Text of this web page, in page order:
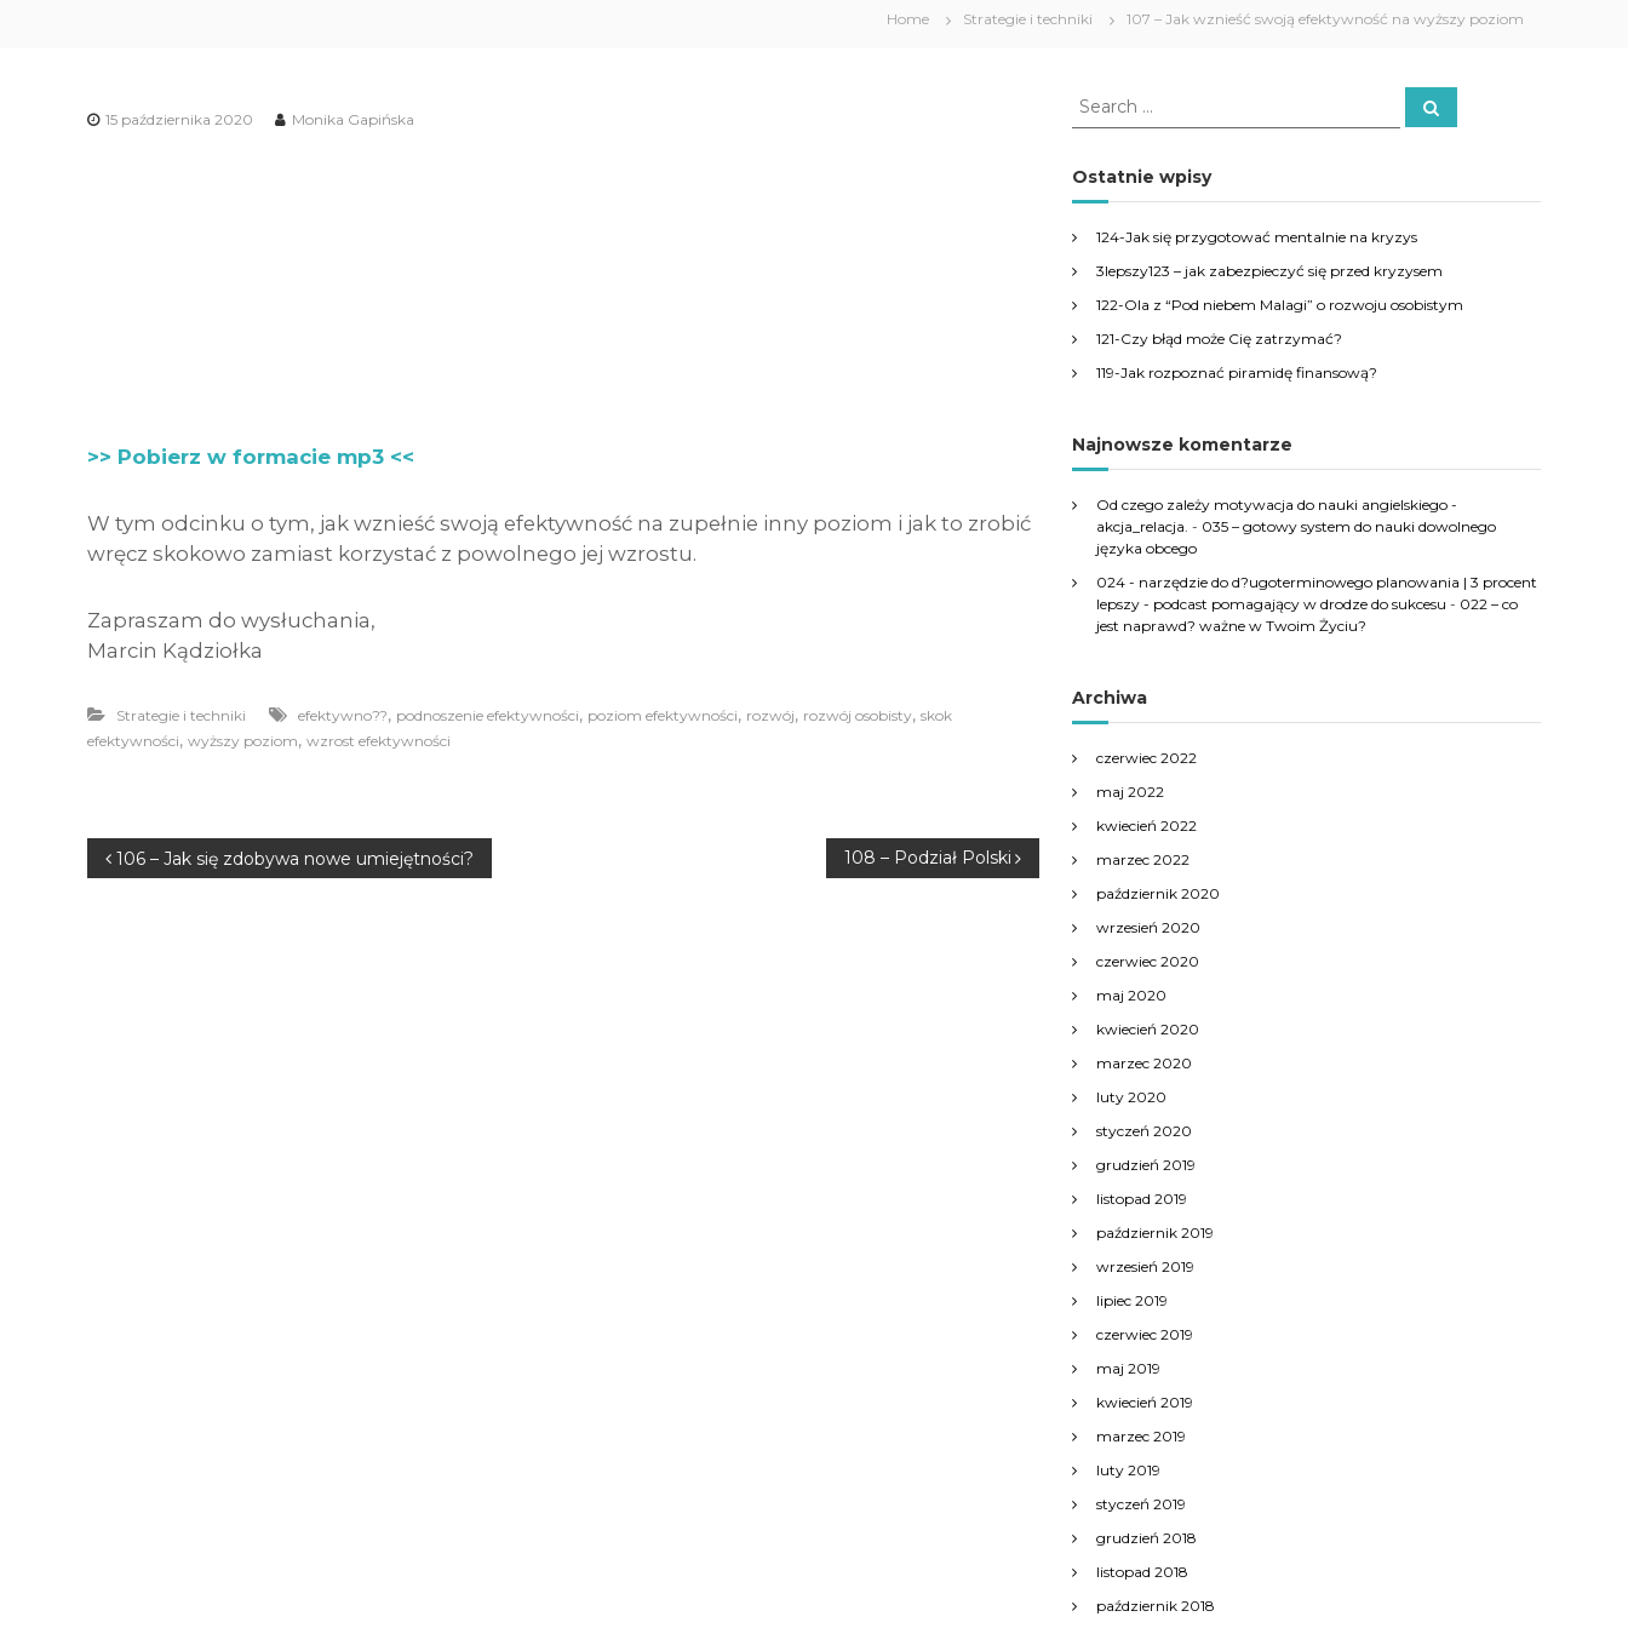
Home Strategie i techniki 107 – Jak wznieść swoją efektywność na wyższy poziom
15 października 2020 Monika Gapińska
>> Pobierz w formacie mp3 <<
W tym odcinku o tym, jak wznieść swoją efektywność na zupełnie inny poziom i jak to zrobić
wręcz skokowo zamiast korzystać z powolnego jej wzrostu.
Zapraszam do wysłuchania,
Marcin Kądziołka
Strategie i techniki efektywno??, podnoszenie efektywności, poziom efektywności, rozwój, rozwój osobisty, skok
efektywności, wyższy poziom, wzrost efektywności
N 106 – Jak się zdobywa nowe umiejętności? 108 – Podział Polski
S
e
r
c
f
o
r
S
Ostatnie wpisy
124-Jak się przygotować mentalnie na kryzys
3lepszy123 – jak zabezpieczyć się przed kryzysem
122-Ola z “Pod niebem Malagi” o rozwoju osobistym
121-Czy błąd może Cię zatrzymać?
119-Jak rozpoznać piramidę finansową?
Najnowsze komentarze
Od czego zależy motywacja do nauki angielskiego -
akcja_relacja. - 035 – gotowy system do nauki dowolnego
języka obcego
024 - narzędzie do d?ugoterminowego planowania | 3 procent
lepszy - podcast pomagający w drodze do sukcesu - 022 – co
jest naprawd? ważne w Twoim Życiu?
Archiwa
czerwiec 2022
maj 2022
kwiecień 2022
marzec 2022
październik 2020
wrzesień 2020
czerwiec 2020
maj 2020
kwiecień 2020
marzec 2020
luty 2020
styczeń 2020
grudzień 2019
listopad 2019
październik 2019
wrzesień 2019
lipiec 2019
czerwiec 2019
maj 2019
kwiecień 2019
marzec 2019
luty 2019
styczeń 2019
grudzień 2018
listopad 2018
październik 2018